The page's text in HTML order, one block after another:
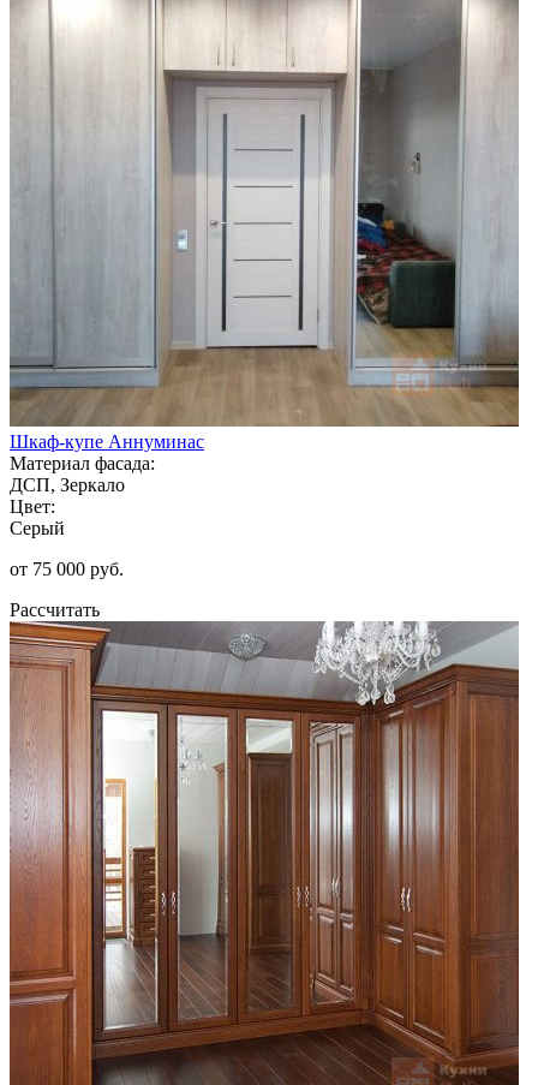
Шкаф-купе Аннуминас
Материал фасада:
ДСП, Зеркало
Цвет:
Серый
от 75 000 руб.
Рассчитать